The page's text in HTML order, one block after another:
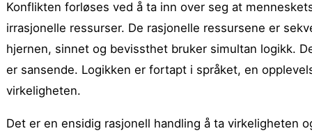
Konflikten forløses ved å ta inn over seg at
irrasjonelle ressurser. De rasjonelle ressursene er
hjernen, sinnet og bevissthet bruker simultan logikk.
er sansende. Logikken er fortapt i språket, en
virkeligheten.
Det er en ensidig rasjonell handling å ta virkeligheten